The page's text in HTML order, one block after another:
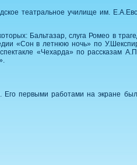
театральное училище им.
Бальтазар, слуга Ромео в
«Сон в летнюю ночь» по
«Чехарда» по рассказам
первыми работами на экране